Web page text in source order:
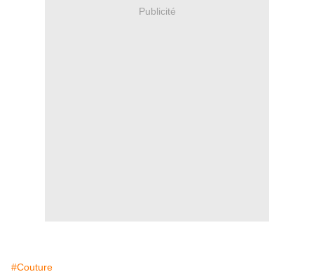
Publicité
#Couture